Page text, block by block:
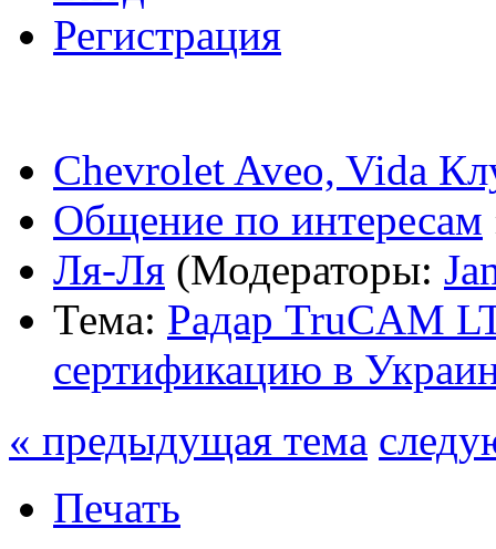
Регистрация
Chevrolet Aveo, Vida
Общение по интересам
Ля-Ля (Модераторы:
Тема: Радар TruCAM
сертификацию в
« предыдущая тема
Печать